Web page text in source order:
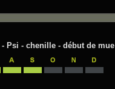
- Psi - chenille - début de